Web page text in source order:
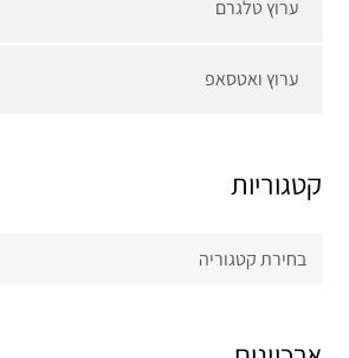
ערוץ טלגרם
ערוץ ואטסאפ
קטגוריות